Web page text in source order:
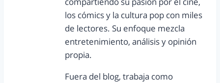
los cómics y la cultura pop con miles
de lectores. Su enfoque mezcla
entretenimiento, análisis y opinión
propia.
Fuera del blog, trabaja como